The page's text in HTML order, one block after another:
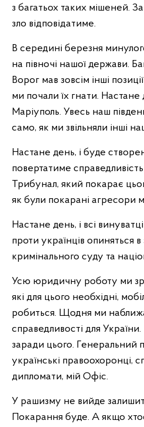
з багатьох таких мішеней.
зло відповідатиме.
В середині березня
на півночі нашої держави.
Ворог мав зовсім інші
ми почали їх гнати. Настане
Маріуполь. Увесь наш
само, як ми звільняли інші
Настане день, і буде
повертатиме
Трибунал, який покарає
як були покарані агресори
Настане день, і всі
проти українців опиняться
кримінального суду та
Усю юридичну роботу ми
які для цього необхідні,
робиться. Щодня ми
справедливості для
заради цього. Генеральний
українські правоохоронці,
дипломати, мій Офіс.
У рашизму не вийде
Покарання буде. А якщо